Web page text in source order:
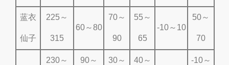
蓝衣
仙子
225～
315
60～80
70～
90
55～
65
-10～10
50～
70
230～ 90～ 30～ 40～ -10～